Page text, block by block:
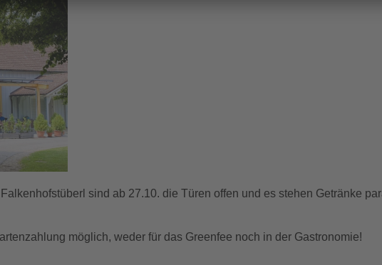
sind ab 27.10. die Türen offen und es stehen Getränke
möglich, weder für das Greenfee noch in der Gastronomie!